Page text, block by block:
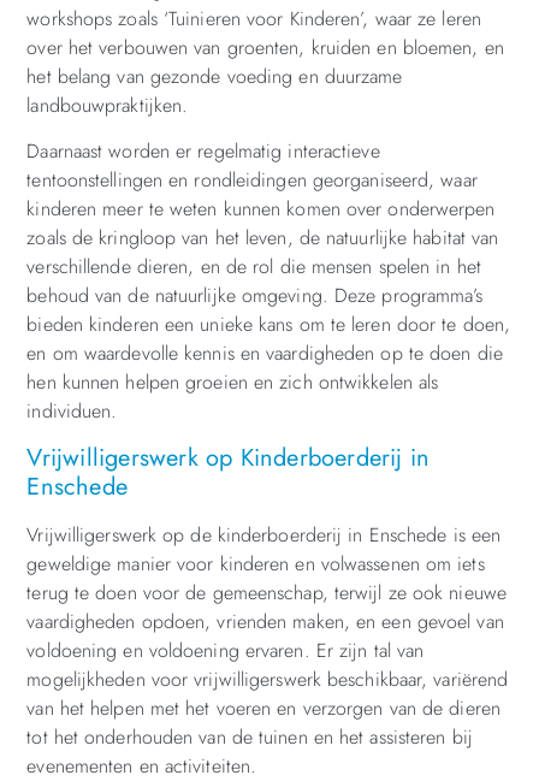
workshops zoals ‘Tuinieren voor Kinderen’, waar ze leren
over het verbouwen van groenten, kruiden en bloemen, en
het belang van gezonde voeding en duurzame
landbouwpraktijken.
Daarnaast worden er regelmatig interactieve
tentoonstellingen en rondleidingen georganiseerd, waar
kinderen meer te weten kunnen komen over onderwerpen
zoals de kringloop van het leven, de natuurlijke habitat van
verschillende dieren, en de rol die mensen spelen in het
behoud van de natuurlijke omgeving. Deze programma’s
bieden kinderen een unieke kans om te leren door te doen,
en om waardevolle kennis en vaardigheden op te doen die
hen kunnen helpen groeien en zich ontwikkelen als
individuen.
Vrijwilligerswerk op Kinderboerderij in
Enschede
Vrijwilligerswerk op de kinderboerderij in Enschede is een
geweldige manier voor kinderen en volwassenen om iets
terug te doen voor de gemeenschap, terwijl ze ook nieuwe
vaardigheden opdoen, vrienden maken, en een gevoel van
voldoening en voldoening ervaren. Er zijn tal van
mogelijkheden voor vrijwilligerswerk beschikbaar, variërend
van het helpen met het voeren en verzorgen van de dieren
tot het onderhouden van de tuinen en het assisteren bij
evenementen en activiteiten.